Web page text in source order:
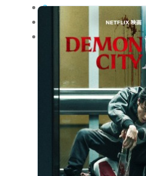
3